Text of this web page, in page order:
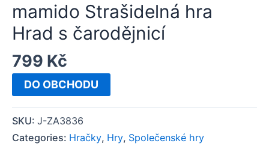
mamido Strašidelná hra
Hrad s čarodějnicí
799 Kč
DO OBCHODU
SKU: J-ZA3836
Categories: Hračky, Hry, Společenské hry